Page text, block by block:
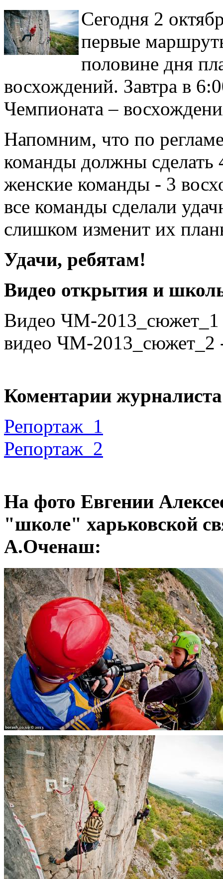
Сегодня 2
первые
половине дня
восхождений. Завтра в
Чемпионата –
Напомним, что по
команды должны сделать
женские команды - 3
все команды сделали
слишком изменит их
Удачи, ребятам!
Видео открытия и
Видео ЧМ-
видео ЧМ-
Коментарии
Репортаж_1
Репортаж_2
На фото Евгении
"школе" харьковской
А.Оченаш: